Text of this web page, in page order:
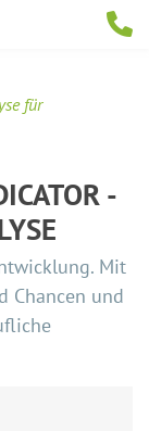
für
-
Mit
Chancen und